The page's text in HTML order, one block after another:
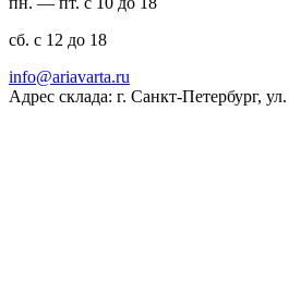
сб. с 12 до 18
ur.atravaira@ofni
Адрес склада: г. Санкт-Петербург,